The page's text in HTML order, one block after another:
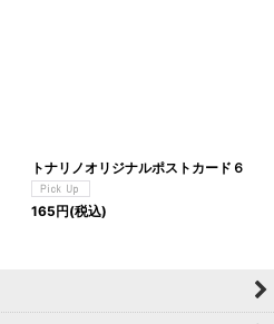
トナリノオリジナルポストカード６
165円(税込)